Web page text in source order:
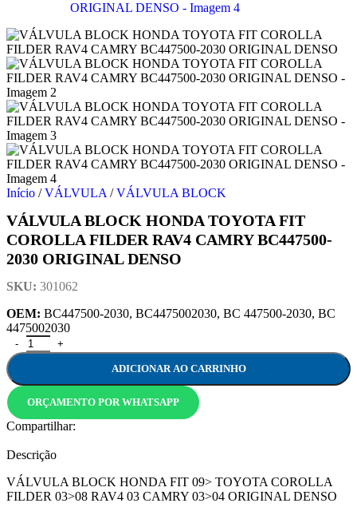
Início / VÁLVULA / VÁLVULA BLOCK
VÁLVULA BLOCK HONDA TOYOTA FIT
COROLLA FILDER RAV4 CAMRY BC447500-
2030 ORIGINAL DENSO
SKU: 301062
OEM: BC447500-2030, BC4475002030, BC 447500-2030, BC
4475002030
ADICIONAR AO CARRINHO
ORÇAMENTO POR WHATSAPP
Compartilhar:
Descrição
VÁLVULA BLOCK HONDA FIT 09> TOYOTA COROLLA
FILDER 03>08 RAV4 03 CAMRY 03>04 ORIGINAL DENSO